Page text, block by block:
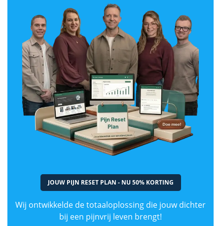
JOUW PIJN RESET PLAN - NU 50% KORTING
Wij ontwikkelde de totaaloplossing die jouw dichter
bij een pijnvrij leven brengt!